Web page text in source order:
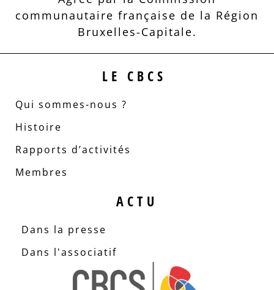
communautaire française de la Région
Bruxelles-Capitale.
LE CBCS
Qui sommes-nous ?
Histoire
Rapports d’activités
Membres
ACTU
Dans la presse
Dans l'associatif